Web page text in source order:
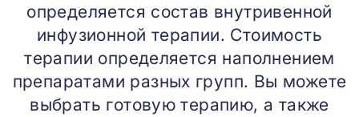
определяется состав внутривенной
инфузионной терапии. Стоимость
терапии определяется наполнением
препаратами разных групп. Вы можете
выбрать готовую терапию, а также